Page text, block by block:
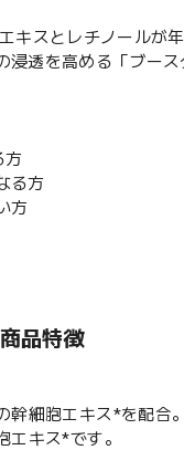
キスとレチノールが年
透を高める「ブー
方
る方
方
品特徴
幹細胞エキス*を配
キス*です。